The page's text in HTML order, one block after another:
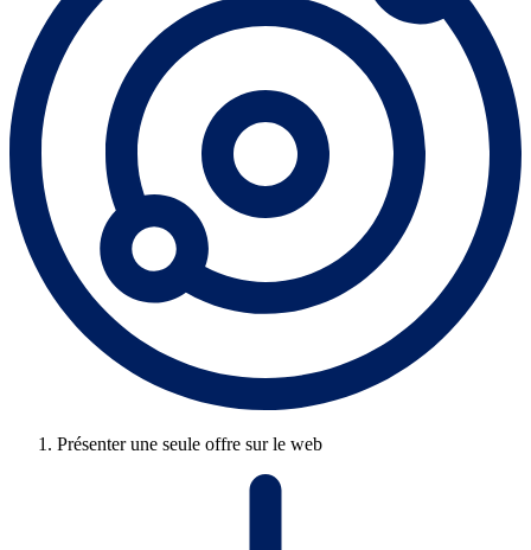
Présenter une seule offre sur le web